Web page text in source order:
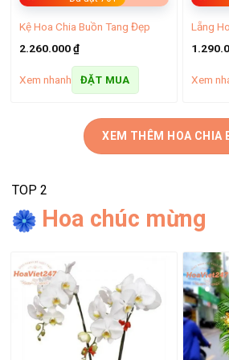
Cửa hàng hoa tươi Phú Xuyên –
Dịch vụ giao hoa Phú Xuyên Hà
thường xuyên cập nhật những mẫu
hợp với xu hướng mọi thời đại
Kệ Hoa Chia Buồn Tang Đẹp
2.260.000₫
Xem nhanh ĐẶT MUA
Lẵng
Xem
XEM THÊM HOA CHIA
TOP 2
Hoa chúc mừng